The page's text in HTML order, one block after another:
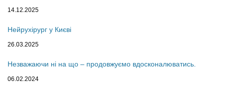
14.12.2025
Нейрухірург у Києві
26.03.2025
Незважаючи ні на що – продовжуємо вдосконалюватись.
06.02.2024